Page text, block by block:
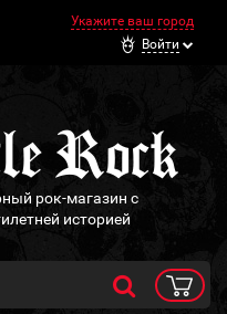
Укажите ваш город
Войти
рок-магазин с
историей